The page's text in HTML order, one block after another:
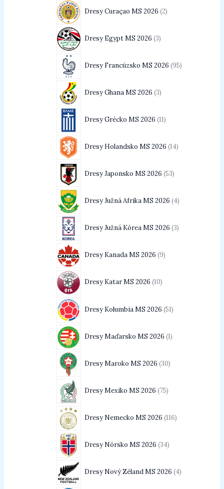
Dresy Curaçao MS 2026 2
Dresy Egypt MS 2026 3
Dresy Francúzsko MS 2026 95
Dresy Ghana MS 2026 3
Dresy Grécko MS 2026 11
Dresy Holandsko MS 2026 14
Dresy Japonsko MS 2026 53
Dresy Južná Afrika MS 2026 4
Dresy Južná Kórea MS 2026 3
Dresy Kanada MS 2026 9
Dresy Katar MS 2026 10
Dresy Kolumbia MS 2026 51
Dresy Maďarsko MS 2026 1
Dresy Maroko MS 2026 30
Dresy Mexiko MS 2026 75
Dresy Nemecko MS 2026 116
Dresy Nórsko MS 2026 34
Dresy Nový Zéland MS 2026 4